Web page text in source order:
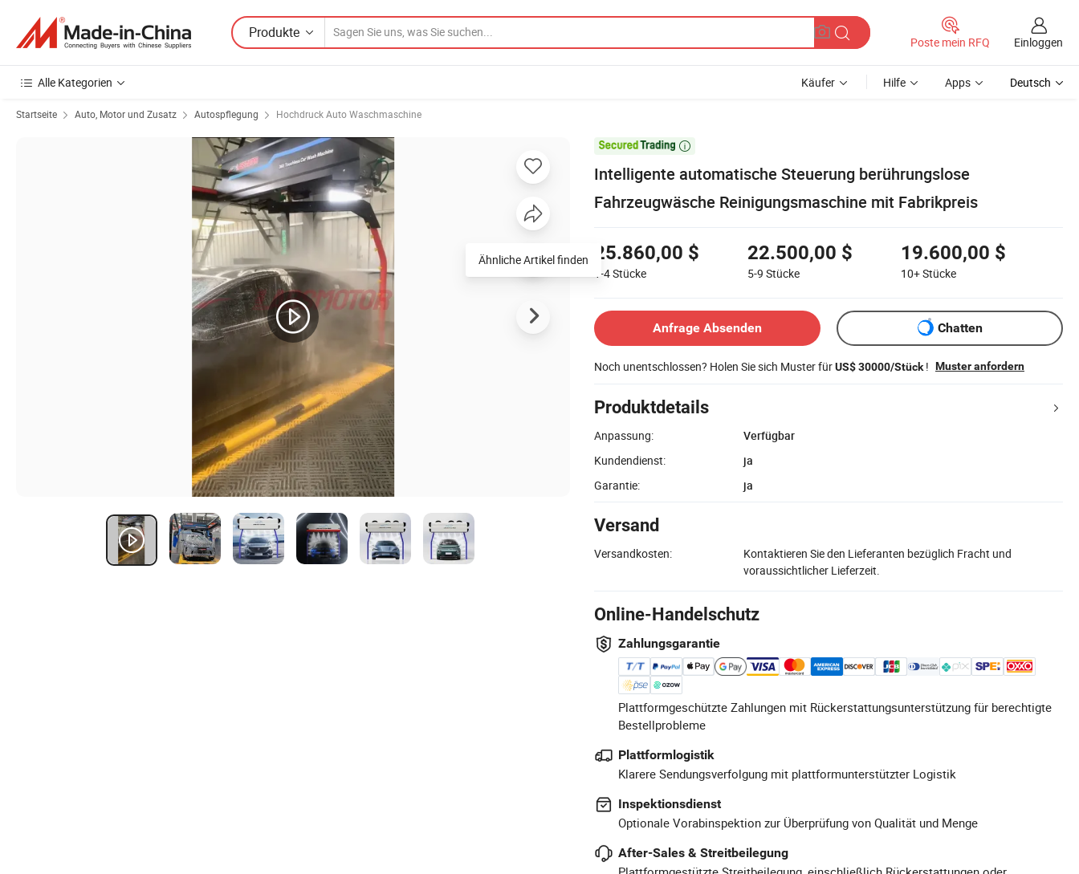
Produkte
Poste mein RFQ Einloggen
Alle Kategorien Käufer Hilfe Apps Deutsch
Startseite Auto, Motor und Zusatz Autospflegung Hochdruck Auto Waschmaschine

Intelligente automatische Steuerung berührungslose
Fahrzeugwäsche Reinigungsmaschine mit Fabrikpreis
25.860,00 $
1-4Stücke
22.500,00 $
5-9 Stücke
19.600,00 $
10+Stücke
Anfrage Absenden Chatten
Noch unentschlossen? Holen Sie sich Muster fürUS$ 30000/Stück! Muster anfordern
Produktdetails
Anpassung:
Verfügbar
Kundendienst:
ja
Garantie:
ja
Versand
Versandkosten:
Kontaktieren Sie den Lieferanten bezüglich Fracht und
voraussichtlicher Lieferzeit.
Online-Handelschutz
Zahlungsgarantie
Plattformgeschützte Zahlungen mit Rückerstattungsunterstützung für berechtigte
Bestellprobleme
Plattformlogistik
Klarere Sendungsverfolgung mit plattformunterstützter Logistik
Inspektionsdienst
Optionale Vorabinspektion zur Überprüfung von Qualität und Menge
After-Sales & Streitbeilegung
Ähnliche Artikel finden